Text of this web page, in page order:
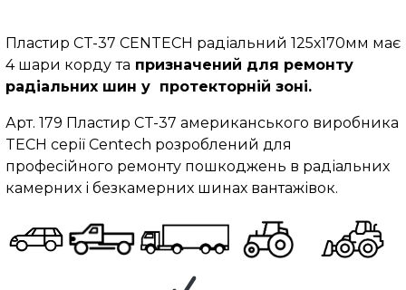
Пластир CT-37 CENTECH радіальний 125х170мм має
4 шари корду та призначений для ремонту
радіальних шин у протекторній зоні.
Арт. 179 Пластир CT-37 американського виробника
TECH серії Centech розроблений для
професійного ремонту пошкоджень в радіальних
камерних і безкамерних шинах вантажівок.